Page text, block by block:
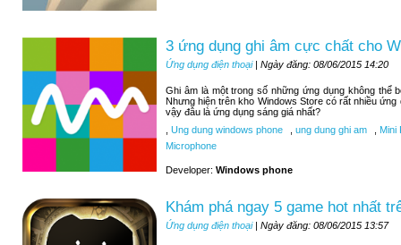
3 ứng dụng ghi âm cực chất cho
Ứng dụng điện thoại| Ngày đăng: 08/06/2015 14:20
Ghi âm là một trong số những ứng dụng không thể
Nhưng hiện trên kho Windows Store có rất nhiều
vậy đâu là ứng dụng sáng giá nhất?
Ung dung windows phone ung dung ghi am
Mini
Microphone
Developer: Windows phone
Khám phá ngay 5 game hot nhất
Ứng dụng điện thoại| Ngày đăng: 08/06/2015 13:57